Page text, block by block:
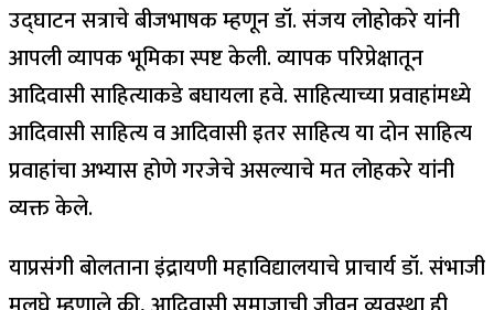
उद्घाटन सत्राचे बीजभाषक म्हणून डॉ. संजय लोहोकरे यांनी
आपली व्यापक भूमिका स्पष्ट केली. व्यापक परिप्रेक्षातून
आदिवासी साहित्याकडे बघायला हवे. साहित्याच्या प्रवाहांमध्ये
आदिवासी साहित्य व आदिवासी इतर साहित्य या दोन साहित्य
प्रवाहांचा अभ्यास होणे गरजेचे असल्याचे मत लोहकरे यांनी
व्यक्त केले.
याप्रसंगी बोलताना इंद्रायणी महाविद्यालयाचे प्राचार्य डॉ. संभाजी